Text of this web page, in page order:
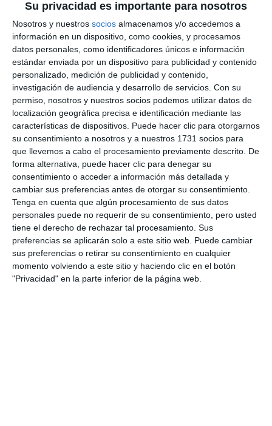
Su privacidad es importante para nosotros
Nosotros y nuestros socios almacenamos y/o accedemos a
información en un dispositivo, como cookies, y procesamos
datos personales, como identificadores únicos e información
estándar enviada por un dispositivo para publicidad y contenido
personalizado, medición de publicidad y contenido,
investigación de audiencia y desarrollo de servicios. Con su
permiso, nosotros y nuestros socios podemos utilizar datos de
localización geográfica precisa e identificación mediante las
características de dispositivos. Puede hacer clic para otorgarnos
su consentimiento a nosotros y a nuestros 1731 socios para
que llevemos a cabo el procesamiento previamente descrito. De
forma alternativa, puede hacer clic para denegar su
consentimiento o acceder a información más detallada y
cambiar sus preferencias antes de otorgar su consentimiento.
Tenga en cuenta que algún procesamiento de sus datos
personales puede no requerir de su consentimiento, pero usted
tiene el derecho de rechazar tal procesamiento. Sus
preferencias se aplicarán solo a este sitio web. Puede cambiar
sus preferencias o retirar su consentimiento en cualquier
momento volviendo a este sitio y haciendo clic en el botón
"Privacidad" en la parte inferior de la página web.
buenas, hay retos importantes desde el punto de
vista del sector privado, sobre todo, la vivienda, que
es un punto muy importante. Hay áreas en la ciudad
en las que trabajar y nosotros apostamos por Mijas”.
Valoración jornadas
Los participantes ponen en valor este tipo de
encuentros como Carrasco que, “además de hacer
‘networking’ y conocernos nos da un poco de valor y
formación”. Por su parte, Zavala, destacó que este
encuentro permite “tener una interacción
directamente con empresarios, con autoridades,
con el sector público”.